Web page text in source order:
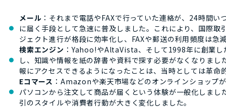
メール ：それまで電話やFAXで行っていた連絡が、24時間い
に届く手段として急速に普及しました。これにより、国際取
ジェクト進行が格段に効率化し、FAXや郵送の利用頻度は急
検索エンジン ：Yahoo!やAltaVista、そして1998年に創業
し、知識や情報を紙の辞書や資料で探す必要がなくなりまし
報にアクセスできるようになったことは、当時としては革命
Eコマース ：Amazonや楽天市場などのオンラインショップ
パソコンから注文して商品が届くという体験が一般化しまし
引のスタイルや消費者行動が大きく変化しました。